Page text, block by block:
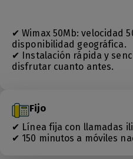
✔ Wimax 50Mb: velocidad
disponibilidad geográfica.
✔ Instalación rápida y
disfrutar cuanto antes.
Fijo
✔ Línea fija con llamadas
✔ 150 minutos a móviles